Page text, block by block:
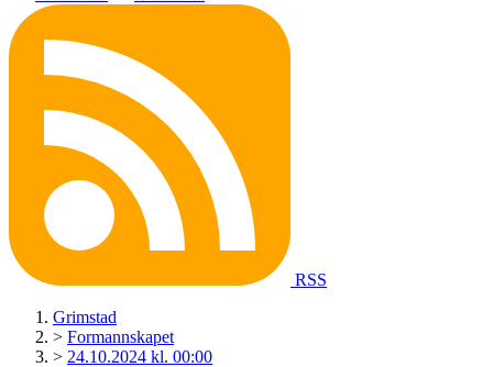
RSS
Grimstad
> Formannskapet
> 24.10.2024 kl. 00:00